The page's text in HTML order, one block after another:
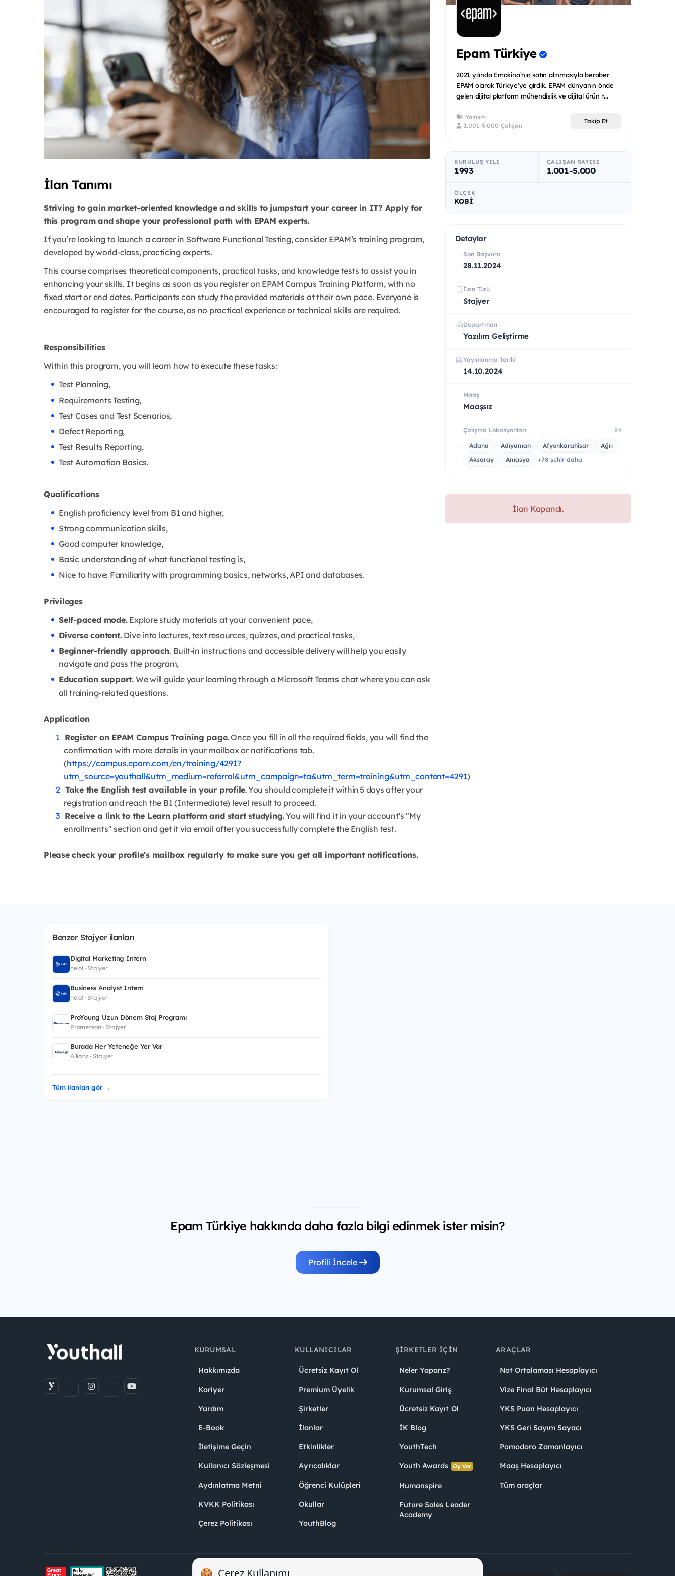
İlan Tanımı
Striving to gain market-oriented knowledge and skills to jumpstart your career in IT? Apply for
this program and shape your professional path with EPAM experts.
If you’re looking to launch a career in Software Functional Testing, consider EPAM’s training program,
developed by world-class, practicing experts.
This course comprises theoretical components, practical tasks, and knowledge tests to assist you in
enhancing your skills. It begins as soon as you register on EPAM Campus Training Platform, with no
fixed start or end dates. Participants can study the provided materials at their own pace. Everyone is
encouraged to register for the course, as no practical experience or technical skills are required.
Responsibilities
Within this program, you will learn how to execute these tasks:
Test Planning,
Requirements Testing,
Test Cases and Test Scenarios,
Defect Reporting,
Test Results Reporting,
Test Automation Basics.
Qualifications
English proficiency level from B1 and higher,
Strong communication skills,
Good computer knowledge,
Basic understanding of what functional testing is,
Nice to have: Familiarity with programming basics, networks, API and databases.
Privileges
Self-paced mode.Explore study materials at your convenient pace,
Diverse content.Dive into lectures, text resources, quizzes, and practical tasks,
Beginner-friendly approach. Built-in instructions and accessible delivery will help you easily
navigate and pass the program,
Education support.We will guide your learning through a Microsoft Teams chat where you can ask
all training-related questions.
Application
Register on EPAM Campus Training page.Once you fill in all the required fields, you will find the
confirmation with more details in your mailbox or notifications tab.
(https://campus.epam.com/en/training/4291?
utm_source=youthall&utm_medium=referral&utm_campaign=ta&utm_term=training&utm_content=4291)
Take the English test available in your profile. You should complete it within 5 days after your
registration and reach the B1 (Intermediate) level result to proceed.
Receive a link to the Learn platform and start studying.You will find it in your account's "My
enrollments" section and get it via email after you successfully complete the English test.
Please check your profile's mailbox regularly to make sure you get all important notifications.
Epam Türkiye
2021 yılında Emakina’nın satın alınmasıyla beraber
EPAM olarak Türkiye’ye girdik. EPAM dünyanın önde
gelen dijital platform mühendislik ve dijital ürün t...
Yazılım
1.001-5.000 Çalışan
Takip Et
KURULUŞ YILI
1993
ÇALIŞAN SAYISI
1.001-5.000
ÖLÇEK
KOBİ
Detaylar
Son Başvuru
28.11.2024
İlan Türü
Stajyer
Departman
Yazılım Geliştirme
Yayınlanma Tarihi
14.10.2024
Maaş
Maaşsız
Çalışma Lokasyonları 84
Adana Adıyaman Afyonkarahisar
Ağrı
Aksaray
Amasya +78 şehir daha
İlan Kapandı.
Benzer Stajyer ilanları
Digital Marketing Intern
helo! · Stajyer
Business Analyst Intern
helo! · Stajyer
ProYoung Uzun Dönem Staj Programı
Prometeon · Stajyer
Burada Her Yeteneğe Yer Var
Allianz · Stajyer
Tüm ilanları gör →
Epam Türkiye hakkında daha fazla bilgi edinmek ister misin?
Profili İncele
KURUMSAL
Hakkımızda
Kariyer
Yardım
E-Book
İletişime Geçin
Kullanıcı Sözleşmesi
Aydınlatma Metni
KVKK Politikası
Çerez Politikası
KULLANICILAR
Ücretsiz Kayıt Ol
Premium Üyelik
Şirketler
İlanlar
Etkinlikler
Ayrıcalıklar
Öğrenci Kulüpleri
Okullar
YouthBlog
ŞIRKETLER İÇIN
Neler Yaparız?
Kurumsal Giriş
Ücretsiz Kayıt Ol
İK Blog
YouthTech
Youth Awards Oy Ver
Humanspire
Future Sales Leader
Academy
ARAÇLAR
Not Ortalaması Hesaplayıcı
Vize Final Büt Hesaplayıcı
YKS Puan Hesaplayıcı
YKS Geri Sayım Sayacı
Pomodoro Zamanlayıcı
Maaş Hesaplayıcı
Tüm araçlar